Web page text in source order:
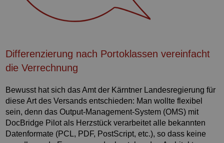
Differenzierung nach Portoklassen vereinfacht
die Verrechnung
Bewusst hat sich das Amt der Kärntner Landesregierung für
diese Art des Versands entschieden: Man wollte flexibel
sein, denn das Output-Management-System (OMS) mit
DocBridge Pilot als Herzstück verarbeitet alle bekannten
Datenformate (PCL, PDF, PostScript, etc.), so dass keine